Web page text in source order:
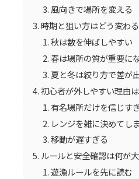
風向きで場所を変える
時期と狙い方はどう変わ
秋は数を伸ばしやすい
春は場所の質が重要に
夏と冬は絞り方で差が
初心者が外しやすい理由
有名場所だけを信じす
レンジを雑に決めてし
移動が遅すぎる
ルールと安全確認は何が
遊漁ルールを先に読む